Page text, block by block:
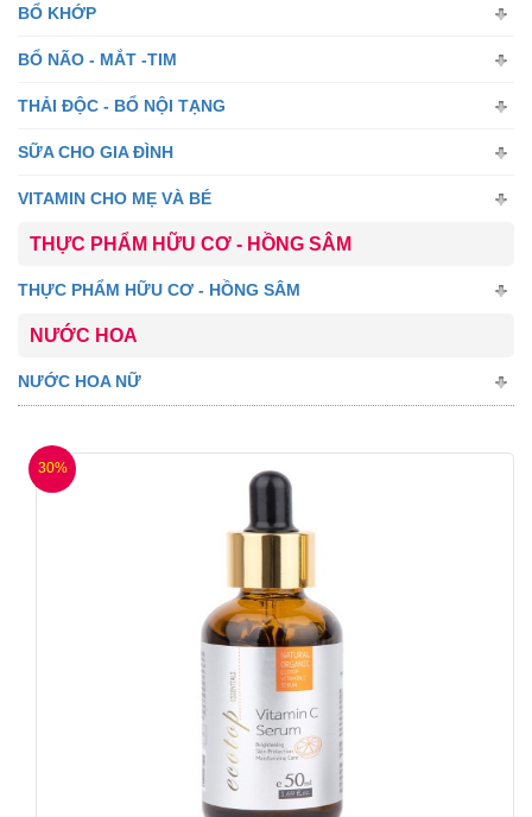
BỔ KHỚP
BỔ NÃO - MẮT -TIM
THẢI ĐỘC - BỔ NỘI TẠNG
SỮA CHO GIA ĐÌNH
VITAMIN CHO MẸ VÀ BÉ
THỰC PHẨM HỮU CƠ - HỒNG SÂM
THỰC PHẨM HỮU CƠ - HỒNG SÂM
NƯỚC HOA
NƯỚC HOA NỮ
30%